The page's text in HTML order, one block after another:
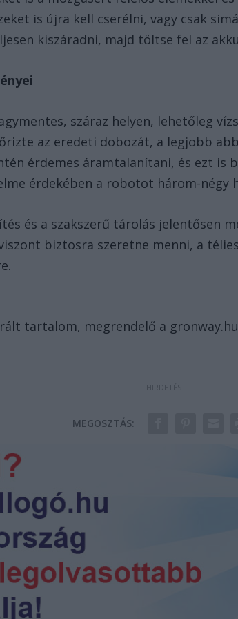
is újra kell cserélni, vagy csak
kiszáradni, majd töltse fel az
száraz helyen, lehetőleg
az eredeti dobozát, a legjobb
érdemes áramtalanítani, és ezt is
érdekében a robotot három-négy
és a szakszerű tárolás jelentősen
biztosra szeretne menni, a
tartalom, megrendelő a
MEGOSZTÁS: